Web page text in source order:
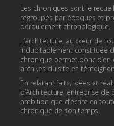
Les chroniques sont le
regroupés par époques et
déroulement chronologique.
L’architecture, au cœur de
indubitablement constituée
chronique permet donc d’en
archives du site en
En relatant faits, idées et
d’Architecture, entreprise de
ambition que d’écrire en
chronique de son temps.